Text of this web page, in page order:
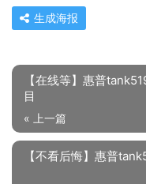
生成海报
【在线等】惠普
目
« 上一篇
【不看后悔】惠普